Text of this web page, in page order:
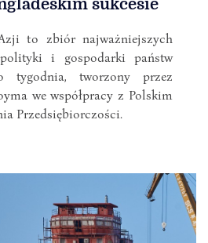
sukcesie
to zbiór najważniejszych
i gospodarki państw
tygodnia, tworzony przez
we współpracy z Polskim
Przedsiębiorczości.